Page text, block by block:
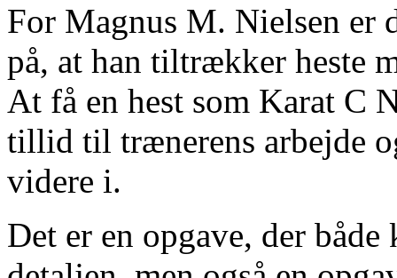
For Magnus M. Nielsen er
på, at han tiltrækker heste
At få en hest som Karat C
tillid til trænerens arbejde
videre i.
Det er en opgave, der